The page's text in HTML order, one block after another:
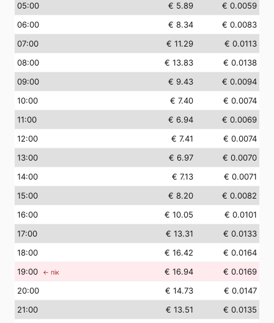
05:00 € 5.89
€ 0.0059
06:00 € 8.34
€ 0.0083
07:00 € 11.29
€ 0.0113
08:00 € 13.83
€ 0.0138
09:00 € 9.43
€ 0.0094
10:00 € 7.40
€ 0.0074
11:00 € 6.94
€ 0.0069
12:00 € 7.41
€ 0.0074
13:00 € 6.97
€ 0.0070
14:00 € 7.13
€ 0.0071
15:00 € 8.20
€ 0.0082
16:00 € 10.05
€ 0.0101
17:00 € 13.31
€ 0.0133
18:00 € 16.42
€ 0.0164
19:00 ← пік € 16.94
€ 0.0169
20:00 € 14.73
€ 0.0147
21:00 € 13.51
€ 0.0135